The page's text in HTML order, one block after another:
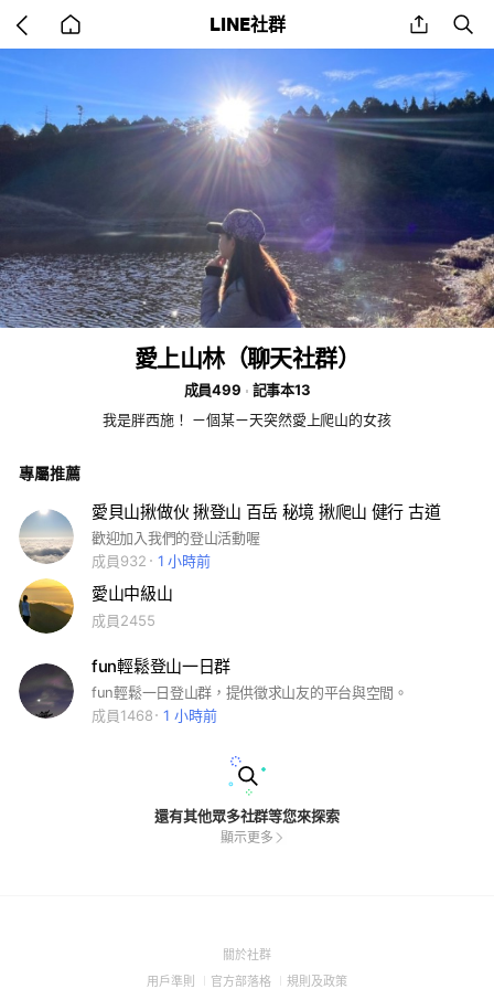
back
to
LINE社群 share
愛上山林（聊天社群）
成員499
記事本13
我是胖西施！ ㄧ個某ㄧ天突然愛上爬山的女孩
專屬推薦
愛貝山揪做伙 揪登山 百岳 秘境 揪爬山 健行 古道
歡迎加入我們的登山活動喔
成員932
1 小時前
愛山中級山
成員2455
fun輕鬆登山一日群
fun輕鬆一日登山群，提供徵求山友的平台與空間。
成員1468
1 小時前
還有其他眾多社群等您來探索
顯示更多
關於社群(Open
用戶準則 (Open
官方部落格 (Open
規則及政策(Open